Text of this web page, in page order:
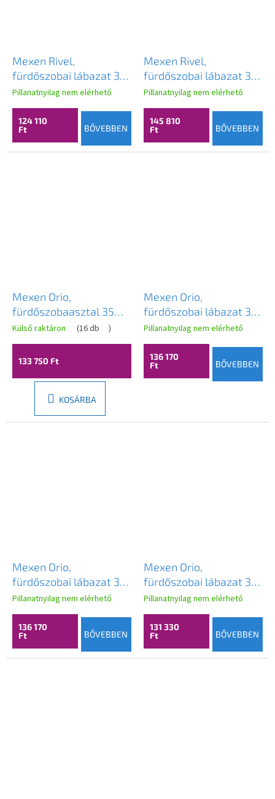
Mexen Rivel,
fürdőszobai lábazat 35
cm, 1 ajtó, hornyolt,
diófa, 91A21-03016-1-
BF86
Pillanatnyilag nem elérhető
124 110
Ft
BŐVEBBEN
Mexen Rivel,
fürdőszobai lábazat 35
cm, 1 ajtó, hornyolt,
matt fehér - 91A21-
03016-1-BF01
Pillanatnyilag nem elérhető
145 810
Ft
BŐVEBBEN
Mexen Orio,
fürdőszobaasztal 35
cm, 2 ajtós, fényes
fehér, 91A11-03016-2-
BF00
Külső raktáron (16 db )
133 750 Ft
KOSÁRBA
Mexen Orio,
fürdőszobai lábazat 35
cm, 2 ajtós, matt grafit
- 91A11-03016-2-BF66
Pillanatnyilag nem elérhető
136 170
Ft
BŐVEBBEN
Mexen Orio,
fürdőszobai lábazat 35
cm, 2 ajtós, matt fehér
- 91A11-03016-2-BF01
Pillanatnyilag nem elérhető
136 170
Ft
BŐVEBBEN
Mexen Orio,
fürdőszobai lábazat 35
cm, 1 ajtó, matt fehér,
91A11-03016-1-BF01
Pillanatnyilag nem elérhető
131 330
Ft
BŐVEBBEN